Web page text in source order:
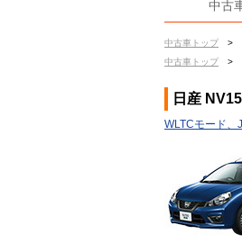
中古
中古車トップ >
中古車トップ
>
日産
WLTCモード、